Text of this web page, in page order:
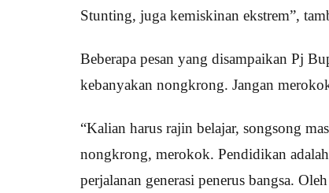
Stunting, juga kemiskinan ekstrem”,
Beberapa pesan yang disampaikan Pj
kebanyakan nongkrong. Jangan
“Kalian harus rajin belajar, songsong
nongkrong, merokok. Pendidikan
perjalanan generasi penerus bangsa.